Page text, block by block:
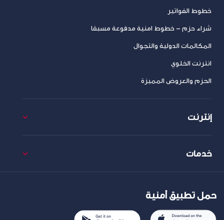
خطوط الفواتير
شراء حزم – خطوط امنية مدفوعة مسبقا
المكالمات الدولية والتجوال
انترنت الخلوي
الحزم والعروض المميزة
إنترنت
خدمات
حمل تطبيق أمنية